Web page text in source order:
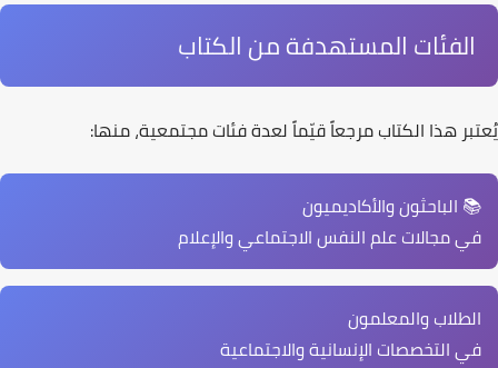
الفئات المستهدفة من الكتاب
يُعتبر هذا الكتاب مرجعاً قيّماً لعدة فئات مجتمعية، منها:
📚 الباحثون والأكاديميون
في مجالات علم النفس الاجتماعي والإعلام
الطلاب والمعلمون
في التخصصات الإنسانية والاجتماعية